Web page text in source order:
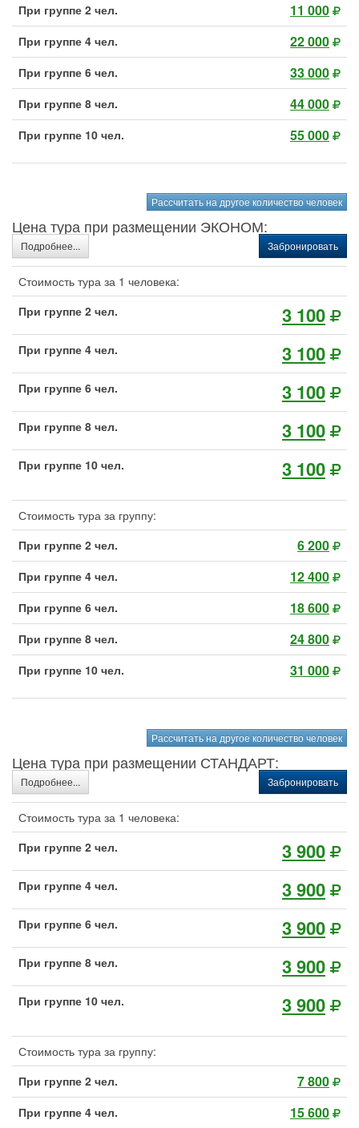
При группе 2 чел.
11 000
При группе 4 чел. 22 000
При группе 6 чел. 33 000
При группе 8 чел. 44 000
При группе 10 чел. 55 000
Рассчитать на другое количество человек
Цена тура при размещении ЭКОНОМ:
Подробнее... Забронировать
Стоимость тура за 1 человека:
При группе 2 чел.
3 100
При группе 4 чел. 3 100
При группе 6 чел. 3 100
При группе 8 чел. 3 100
При группе 10 чел. 3 100
Стоимость тура за группу:
При группе 2 чел.
6 200
При группе 4 чел. 12 400
При группе 6 чел. 18 600
При группе 8 чел. 24 800
При группе 10 чел. 31 000
Рассчитать на другое количество человек
Цена тура при размещении СТАНДАРТ:
Подробнее... Забронировать
Стоимость тура за 1 человека:
При группе 2 чел.
3 900
При группе 4 чел. 3 900
При группе 6 чел. 3 900
При группе 8 чел. 3 900
При группе 10 чел. 3 900
Стоимость тура за группу:
При группе 2 чел.
7 800
При группе 4 чел. 15 600